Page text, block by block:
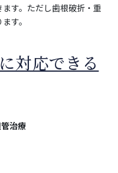
す。ただし歯根破折・重
す。
対応できる
治療